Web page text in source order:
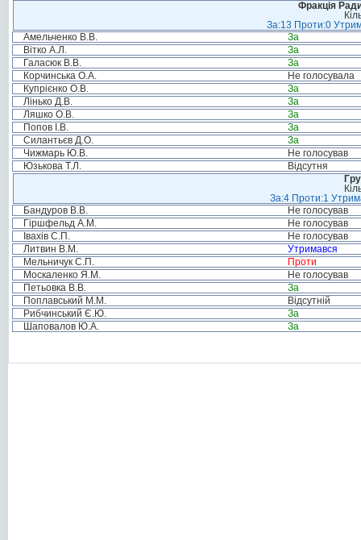
Фракція
За:13 Проти:0
Амельченко В.В.
За
Вітко А.Л.
За
Галасюк В.В.
За
Корчинська О.А.
Не голосувала
Купрієнко О.В.
За
Лінько Д.В.
За
Ляшко О.В.
За
Попов І.В.
За
Силантьєв Д.О.
За
Чижмарь Ю.В.
Не голосував
Юзькова Т.Л.
Відсутня
За:4 Проти:1
Бандуров В.В.
Не голосував
Гіршфельд А.М.
Не голосував
Івахів С.П.
Не голосував
Литвин В.М.
Утримався
Мельничук С.П.
Проти
Москаленко Я.М.
Не голосував
Петьовка В.В.
За
Поплавський М.М.
Відсутній
Рибчинський Є.Ю.
За
Шаповалов Ю.А.
За